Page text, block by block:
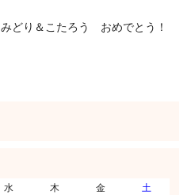
みどり＆こたろう おめでとう！
水 木 金
土